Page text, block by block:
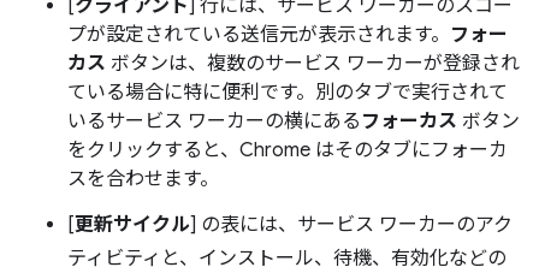
クライアント ] 行には、サービス ワーカーのスコー
プが設定されている送信元が表示されます。 フォー
カス ボタンは、複数のサービス ワーカーが登録され
ている場合に特に便利です。別のタブで実行されて
いるサービス ワーカーの横にある フォーカス ボタン
をクリックすると、Chrome はそのタブにフォーカ
スを合わせます。
[更新サイクル] の表には、サービス ワーカーのアク
ティビティと、インストール、待機、有効化などの